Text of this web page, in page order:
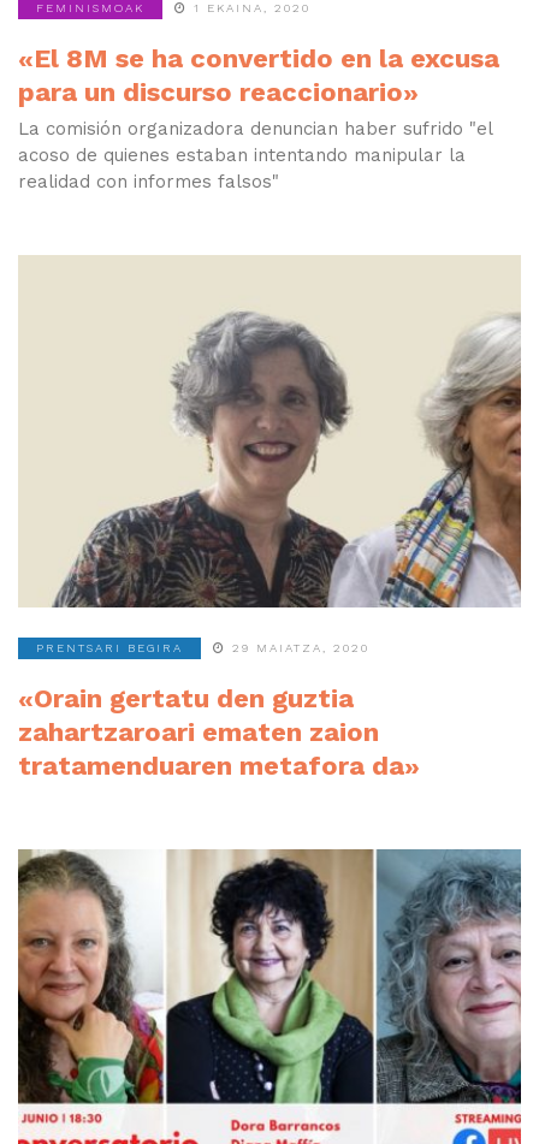
FEMINISMOAK 1 EKAINA, 2020
«El 8M se ha convertido en la excusa
para un discurso reaccionario»
La comisión organizadora denuncian haber sufrido "el
acoso de quienes estaban intentando manipular la
realidad con informes falsos"
PRENTSARI BEGIRA 29 MAIATZA, 2020
«Orain gertatu den guztia
zahartzaroari ematen zaion
tratamenduaren metafora da»